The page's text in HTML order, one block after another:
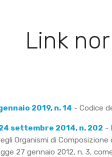
Link
2019, n. 14 - Codice
settembre 2014, n. 202 -
Organismi di
27 gennaio 2012, n. 3,